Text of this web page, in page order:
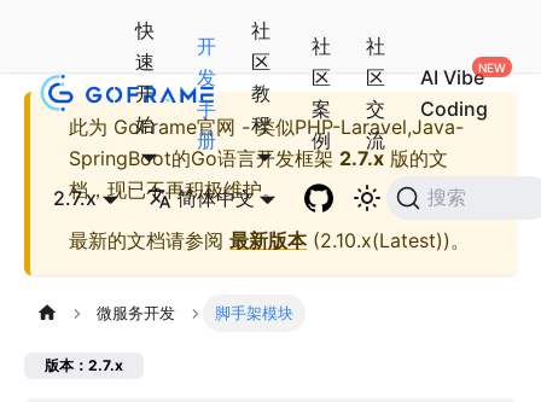
快
速
开
始
开
发
手
册
社
区
教
程
社
区
案
例
社
区
交
流
AI Vibe
Coding
2.7.x 简体中文 搜索
此为 GoFrame官网 - 类似PHP-Laravel,Java-
SpringBoot的Go语言开发框架 2.7.x 版的文
档，现已不再积极维护。
最新的文档请参阅 最新版本(2.10.x(Latest))。
微服务开发 脚手架模块
版本：2.7.x